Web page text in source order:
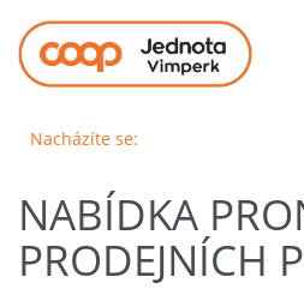
Nacházíte se:
NABÍDKA
PRODEJNÍCH